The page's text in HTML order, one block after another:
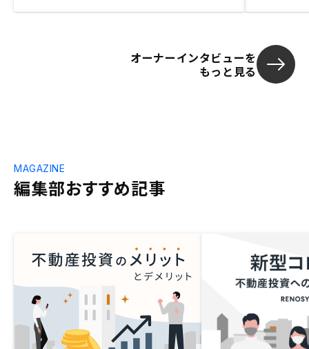
オーナーインタビューを
もっと見る
編集部おすすめ記事
MAGAZINE